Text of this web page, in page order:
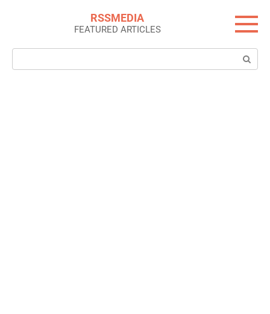
RSSMEDIA
FEATURED ARTICLES
Search: